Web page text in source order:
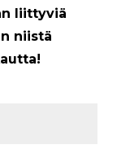
liittyviä
niistä